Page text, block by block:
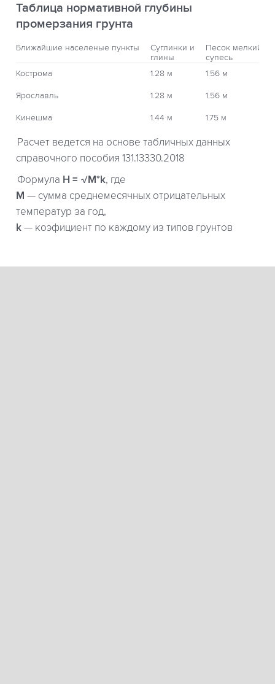
Таблица нормативной глубины
промерзания грунта
Ближайшие населеные пункты
Суглинки и
глины
Песок мелкий,
супесь
Кострома
1.28 м 1.56 м
Ярославль 1.28 м 1.56 м
Кинешма 1.44 м 1.75 м
Расчет ведется на основе табличных данных
справочного пособия 131.13330.2018
Формула H = √M*k, где
М — сумма среднемесячных отрицательных
температур за год,
k — коэфициент по каждому из типов грунтов